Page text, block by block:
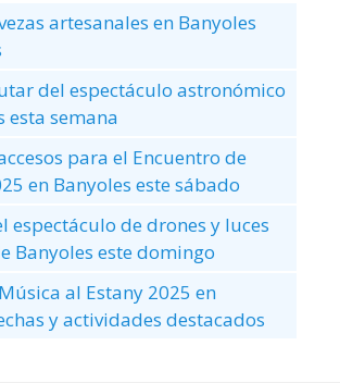
artesanales en Banyoles
del espectáculo astronómico
esta semana
para el Encuentro de
en Banyoles este sábado
espectáculo de drones y luces
Banyoles este domingo
al Estany 2025 en
y actividades destacados